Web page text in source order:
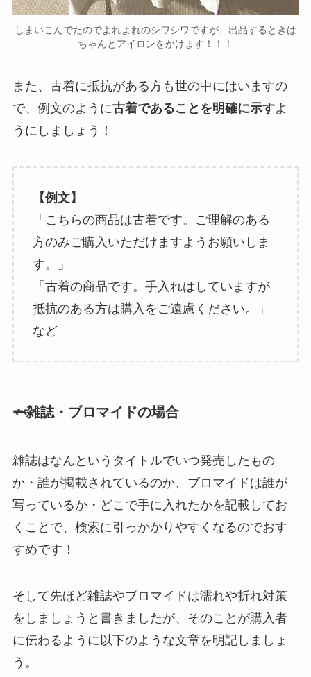
しまいこんでたのでよれよれのシワシワですが、出品するときは
ちゃんとアイロンをかけます！！！
また、古着に抵抗がある方も世の中にはいますの
で、例文のように古着であることを明確に示すよ
うにしましょう！
【例文】
「こちらの商品は古着です。ご理解のある
方のみご購入いただけますようお願いしま
す。」
「古着の商品です。手入れはしていますが
抵抗のある方は購入をご遠慮ください。」
など
🦈雑誌・ブロマイドの場合
雑誌はなんというタイトルでいつ発売したもの
か・誰が掲載されているのか、ブロマイドは誰が
写っているか・どこで手に入れたかを記載してお
くことで、検索に引っかかりやすくなるのでおす
すめです！
そして先ほど雑誌やブロマイドは濡れや折れ対策
をしましょうと書きましたが、そのことが購入者
に伝わるように以下のような文章を明記しましょ
う。